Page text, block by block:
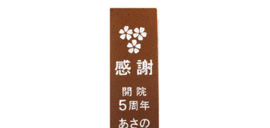
名入れカステラ（オリジナル）